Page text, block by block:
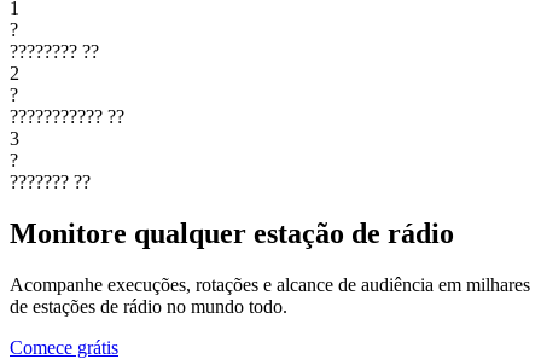
1
?
???????? ??
2
?
??????????? ??
3
?
??????? ??
Monitore qualquer estação de rádio
Acompanhe execuções, rotações e alcance de audiência em milhares
de estações de rádio no mundo todo.
Comece grátis